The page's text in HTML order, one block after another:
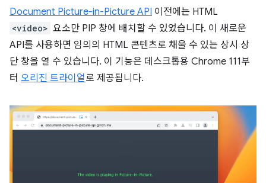
Document Picture-in-Picture API 이전에는 HTML
<video> 요소만 PIP 창에 배치할 수 있었습니다. 이 새로운
API를 사용하면 임의의 HTML 콘텐츠로 채울 수 있는 상시 상
단 창을 열 수 있습니다. 이 기능은 데스크톱용 Chrome 111부
터 오리진 트라이얼로 제공됩니다.